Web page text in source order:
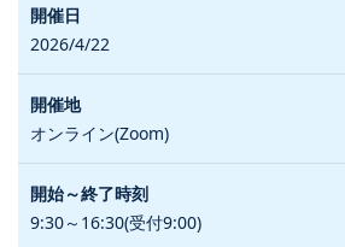
2026/4/22
オンライン(Zoom)
9:30～16:30(受付9:00)